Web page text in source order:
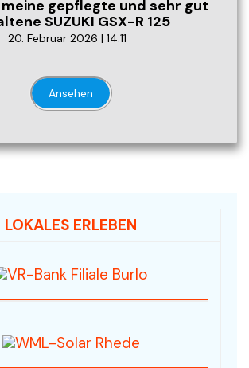
gepflegte und sehr gut
SUZUKI GSX-R 125
20. Februar 2026 | 14:11
Ansehen
LOKALES ERLEBEN